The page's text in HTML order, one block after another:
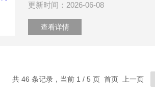
更新时间：2026-06-08
查看详情
共 46 条记录，当前 1 / 5 页 首页 上一页